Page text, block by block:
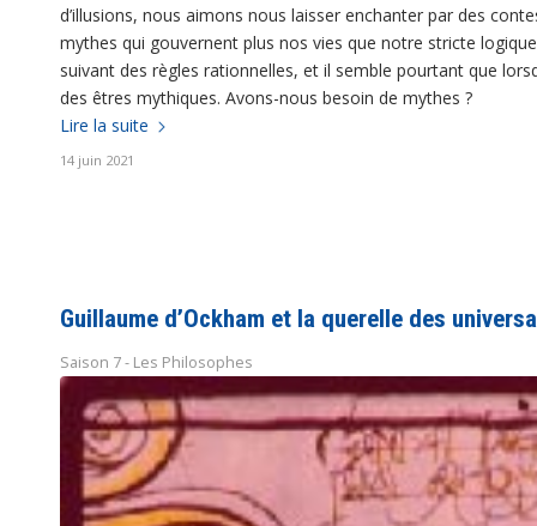
d’illusions, nous aimons nous laisser enchanter par des
mythes qui gouvernent plus nos vies que notre stricte
suivant des règles rationnelles, et il semble pourtant que
des êtres mythiques. Avons-nous besoin de mythes ?
Lire la suite
14 juin 2021
Guillaume d’Ockham et la querelle des
Saison 7 - Les Philosophes